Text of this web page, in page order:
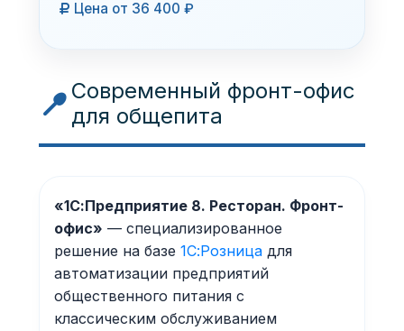
Цена от 36 400 ₽
Современный фронт-офис
для общепита
«1С:Предприятие 8. Ресторан. Фронт-
офис» — специализированное
решение на базе 1С:Розницадля
автоматизации предприятий
общественного питания с
классическим обслуживанием